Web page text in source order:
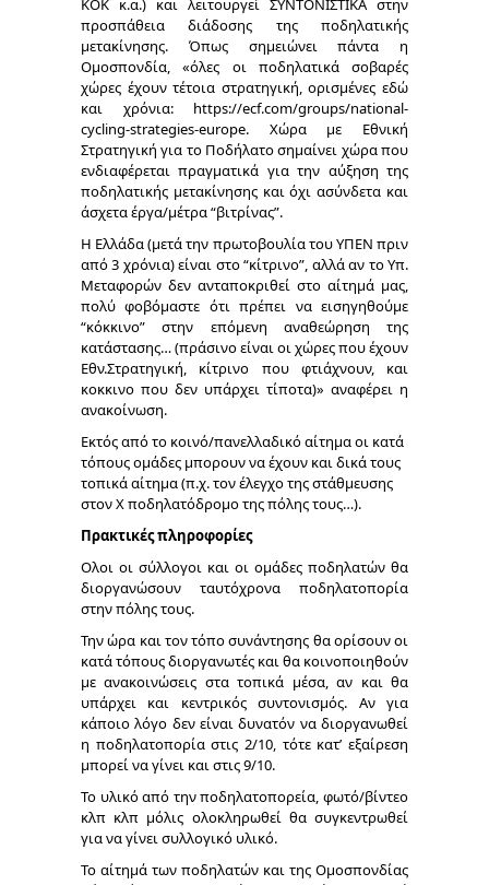
ΚΟΚ κ.α.) και λειτουργεί ΣΥΝΤΟΝΙΣΤΙΚΑ στην
προσπάθεια διάδοσης της ποδηλατικής
μετακίνησης. Όπως σημειώνει πάντα η
Ομοσπονδία, «όλες οι ποδηλατικά σοβαρές
χώρες έχουν τέτοια στρατηγική, ορισμένες εδώ
και χρόνια: https://ecf.com/groups/national-
cycling-strategies-europe. Χώρα με Εθνική
Στρατηγική για το Ποδήλατο σημαίνει χώρα που
ενδιαφέρεται πραγματικά για την αύξηση της
ποδηλατικής μετακίνησης και όχι ασύνδετα και
άσχετα έργα/μέτρα “βιτρίνας”.
Η Ελλάδα (μετά την πρωτοβουλία του ΥΠΕΝ πριν
από 3 χρόνια) είναι στο “κίτρινο”, αλλά αν το Υπ.
Μεταφορών δεν ανταποκριθεί στο αίτημά μας,
πολύ φοβόμαστε ότι πρέπει να εισηγηθούμε
“κόκκινο” στην επόμενη αναθεώρηση της
κατάστασης… (πράσινο είναι οι χώρες που έχουν
Εθν.Στρατηγική, κίτρινο που φτιάχνουν, και
κοκκινο που δεν υπάρχει τίποτα)» αναφέρει η
ανακοίνωση.
Εκτός από το κοινό/πανελλαδικό αίτημα οι κατά
τόπους ομάδες μπορουν να έχουν και δικά τους
τοπικά αίτημα (π.χ. τον έλεγχο της στάθμευσης
στον Χ ποδηλατόδρομο της πόλης τους…).
Πρακτικές πληροφορίες
Ολοι οι σύλλογοι και οι ομάδες ποδηλατών θα
διοργανώσουν ταυτόχρονα ποδηλατοπορία
στην πόλης τους.
Την ώρα και τον τόπο συνάντησης θα ορίσουν οι
κατά τόπους διοργανωτές και θα κοινοποιηθούν
με ανακοινώσεις στα τοπικά μέσα, αν και θα
υπάρχει και κεντρικός συντονισμός. Αν για
κάποιο λόγο δεν είναι δυνατόν να διοργανωθεί
η ποδηλατοπορία στις 2/10, τότε κατ’ εξαίρεση
μπορεί να γίνει και στις 9/10.
Το υλικό από την ποδηλατοπορεία, φωτό/βίντεο
κλπ κλπ μόλις ολοκληρωθεί θα συγκεντρωθεί
για να γίνει συλλογικό υλικό.
Το αίτημά των ποδηλατών και της Ομοσπονδίας